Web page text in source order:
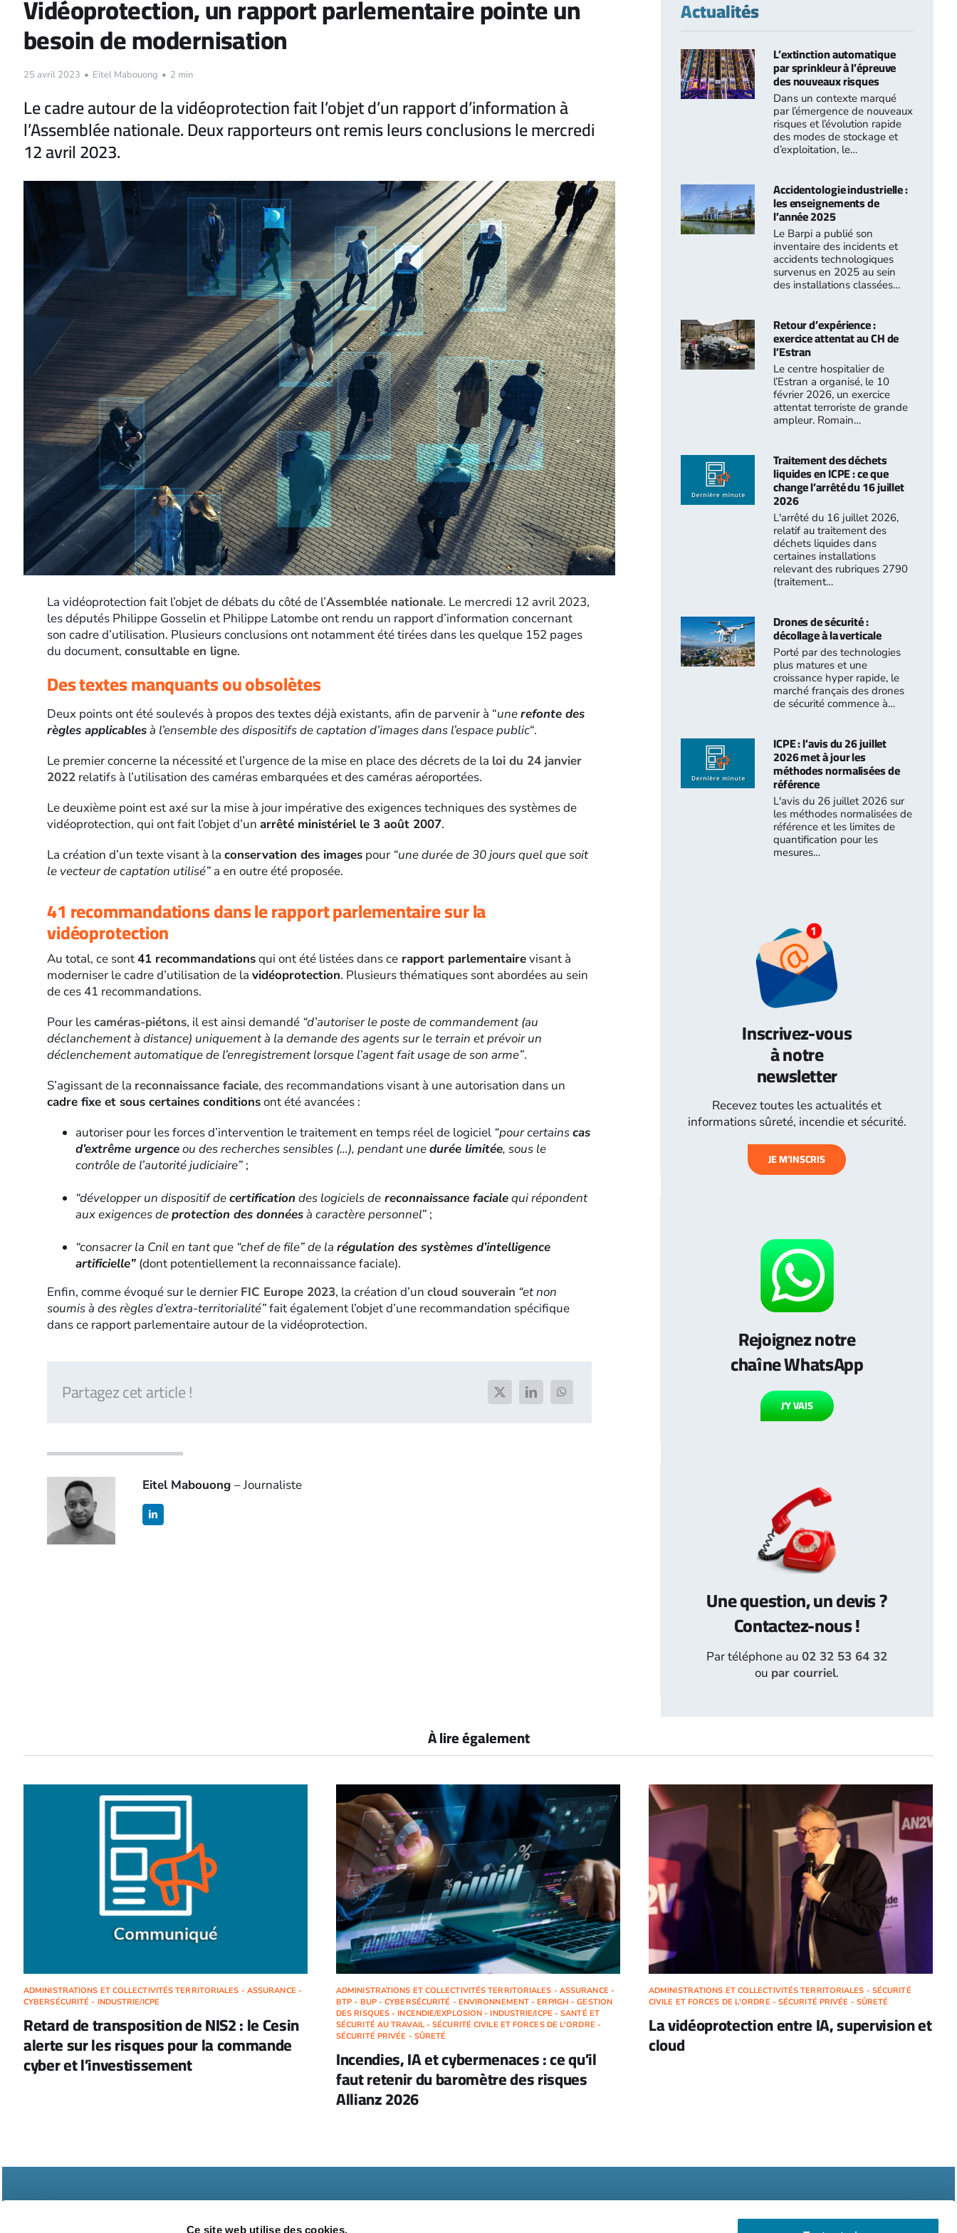
Ce site web utilise des cookies.
Vidéoprotection, un rapport parlementaire pointe un
besoin de modernisation
25 avril 2023 • Eitel Mabouong • 2 min
Le cadre autour de la vidéoprotection fait l’objet d’un rapport d’information à
l’Assemblée nationale. Deux rapporteurs ont remis leurs conclusions le mercredi
12 avril 2023.
La vidéoprotection fait l’objet de débats du côté de l’Assemblée nationale. Le mercredi 12 avril 2023,
les députés Philippe Gosselin et Philippe Latombe ont rendu un rapport d’information concernant
son cadre d’utilisation. Plusieurs conclusions ont notamment été tirées dans les quelque 152 pages
du document, consultable en ligne.
Des textes manquants ou obsolètes
Deux points ont été soulevés à propos des textes déjà existants, afin de parvenir à “unerefonte des
règles applicablesà l’ensemble des dispositifs de captation d’images dans l’espace public“.
Le premier concerne la nécessité et l’urgence de la mise en place des décrets de la loi du 24 janvier
2022relatifs à l’utilisation des caméras embarquées et des caméras aéroportées.
Le deuxième point est axé sur la mise à jour impérative des exigences techniques des systèmes de
vidéoprotection, qui ont fait l’objet d’un arrêté ministériel le 3 août 2007.
La création d’un texte visant à la conservation des imagespour “une durée de 30 jours quel que soit
le vecteur de captation utilisé”a en outre été proposée.
41 recommandations dans le rapport parlementaire sur la
vidéoprotection
Au total, ce sont41 recommandationsqui ont été listées dans cerapport parlementairevisant à
moderniser le cadre d’utilisation de la vidéoprotection. Plusieurs thématiques sont abordées au sein
de ces 41 recommandations.
Pour lescaméras-piétons, il est ainsi demandé “d’autoriser le poste de commandement (au
déclanchement à distance) uniquement à la demande des agents sur le terrain et prévoir un
déclenchement automatique de l’enregistrement lorsque l’agent fait usage de son arme”.
S’agissant de la reconnaissance faciale, des recommandations visant à une autorisation dans un
cadre fixe et sous certaines conditionsont été avancées :
autoriser pour les forces d’intervention le traitement en temps réel de logiciel“pour certainscas
d’extrême urgenceou des recherches sensibles (…), pendant unedurée limitée, sous le
contrôle de l’autorité judiciaire”;
“développer un dispositif decertification des logiciels dereconnaissance facialequi répondent
aux exigences deprotection des donnéesà caractère personnel”;
“consacrer la Cnil en tant que “chef de file” de la régulation des systèmes d’intelligence
artificielle”(dont potentiellement la reconnaissance faciale).
Enfin, comme évoqué sur le dernier FIC Europe 2023, la création d’un cloud souverain “et non
soumis à des règles d’extra-territorialité”fait également l’objet d’une recommandation spécifique
dans ce rapport parlementaire autour de la vidéoprotection.
Partagez cet article !
Eitel Mabouong – Journaliste
Actualités
L’extinction automatique
par sprinkleur à l’épreuve
des nouveaux risques
Dans un contexte marqué
par l’émergence de nouveaux
risques et l’évolution rapide
des modes de stockage et
d’exploitation, le…
Accidentologie industrielle :
les enseignements de
l’année 2025
Le Barpi a publié son
inventaire des incidents et
accidents technologiques
survenus en 2025 au sein
des installations classées…
Retour d’expérience :
exercice attentat au CH de
l’Estran
Le centre hospitalier de
l’Estran a organisé, le 10
février 2026, un exercice
attentat terroriste de grande
ampleur. Romain…
Traitement des déchets
liquides en ICPE : ce que
change l’arrêté du 16 juillet
2026
L'arrêté du 16 juillet 2026,
relatif au traitement des
déchets liquides dans
certaines installations
relevant des rubriques 2790
(traitement…
Drones de sécurité :
décollage à la verticale
Porté par des technologies
plus matures et une
croissance hyper rapide, le
marché français des drones
de sécurité commence à…
ICPE : l’avis du 26 juillet
2026 met à jour les
méthodes normalisées de
référence
L'avis du 26 juillet 2026 sur
les méthodes normalisées de
référence et les limites de
quantification pour les
mesures…
Inscrivez-vous
à notre
newsletter
Recevez toutes les actualités et
informations sûreté, incendie et sécurité.
JE M’INSCRIS
Rejoignez notre
chaîne WhatsApp
J’Y VAIS
Une question, un devis ?
Contactez-nous !
Par téléphone au02 32 53 64 32
ou par courriel.
À lire également
ADMINISTRATIONS ET COLLECTIVITÉS TERRITORIALES - ASSURANCE -
CYBERSÉCURITÉ - INDUSTRIE/ICPE
Retard de transposition de NIS2 : le Cesin
alerte sur les risques pour la commande
cyber et l’investissement
ADMINISTRATIONS ET COLLECTIVITÉS TERRITORIALES - ASSURANCE -
BTP - BUP - CYBERSÉCURITÉ - ENVIRONNEMENT - ERP/IGH - GESTION
DES RISQUES - INCENDIE/EXPLOSION - INDUSTRIE/ICPE - SANTÉ ET
SÉCURITÉ AU TRAVAIL - SÉCURITÉ CIVILE ET FORCES DE L'ORDRE -
SÉCURITÉ PRIVÉE - SÛRETÉ
Incendies, IA et cybermenaces : ce qu’il
faut retenir du baromètre des risques
Allianz 2026
ADMINISTRATIONS ET COLLECTIVITÉS TERRITORIALES - SÉCURITÉ
CIVILE ET FORCES DE L'ORDRE - SÉCURITÉ PRIVÉE - SÛRETÉ
La vidéoprotection entre IA, supervision et
cloud